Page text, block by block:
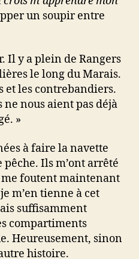
un soupir entre
Il y a plein de Rangers
le long du Marais.
et les contrebandiers.
ne nous aient pas déjà
»
à faire la navette
pêche. Ils m’ont arrêté
foutent maintenant
m’en tienne à cet
suffisamment
compartiments
Heureusement, sinon
histoire.